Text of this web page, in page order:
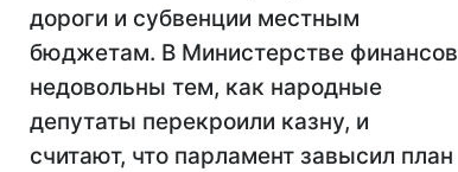
дороги и субвенции местным
бюджетам. В Министерстве финансов
недовольны тем, как народные
депутаты перекроили казну, и
считают, что парламент завысил план